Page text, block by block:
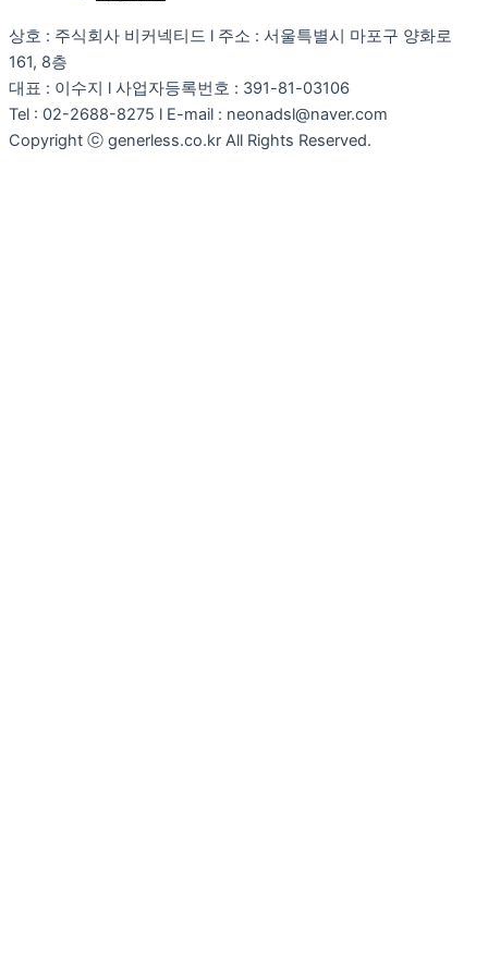
상호 : 주식회사 비커넥티드 l 주소 : 서울특별시 마포구 양화로
161, 8층
대표 : 이수지 l 사업자등록번호 : 391-81-03106
Tel : 02-2688-8275 l E-mail : neonadsl@naver.com
Copyright ⓒ generless.co.kr All Rights Reserved.